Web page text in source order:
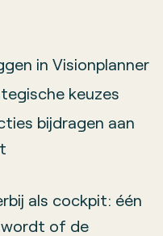
in Visionplanner
keuzes
bijdragen aan
als cockpit: één
wordt of de